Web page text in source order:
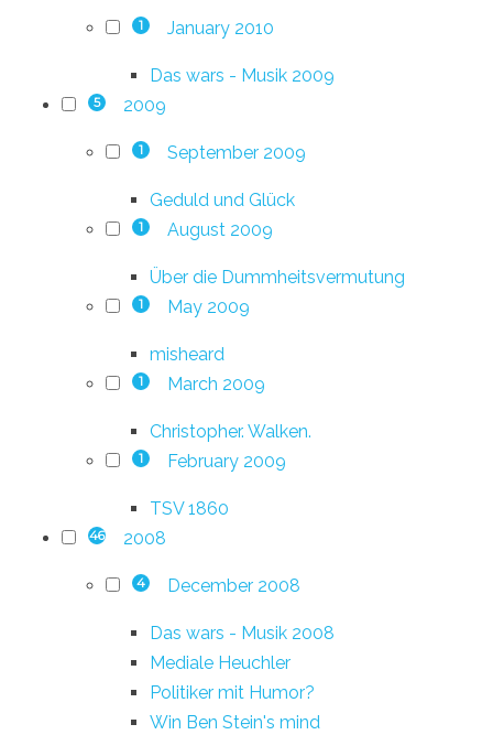
1 January 2010
Das wars - Musik 2009
5 2009
1 September 2009
Geduld und Glück
1 August 2009
Über die Dummheitsvermutung
1 May 2009
misheard
1 March 2009
Christopher. Walken.
1 February 2009
TSV 1860
46 2008
4 December 2008
Das wars - Musik 2008
Mediale Heuchler
Politiker mit Humor?
Win Ben Stein's mind